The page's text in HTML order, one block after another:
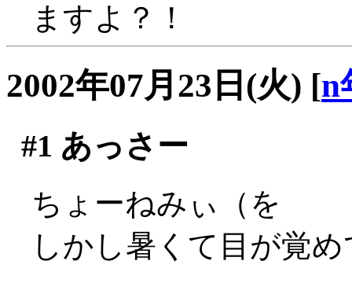
ますよ？！
2002年07月23日(火) [n
#1 あっさー
ちょーねみぃ（を
しかし暑くて目が覚